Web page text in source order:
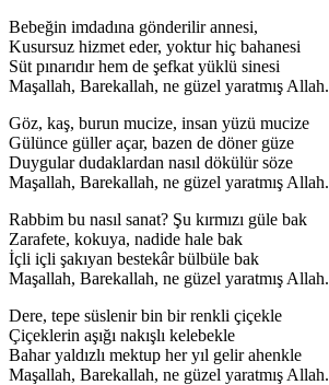
Bebeğin imdadına gönderilir annesi,
Kusursuz hizmet eder, yoktur hiç bahanesi
Süt pınarıdır hem de şefkat yüklü sinesi
Maşallah, Barekallah, ne güzel yaratmış Allah.
Göz, kaş, burun mucize, insan yüzü mucize
Gülünce güller açar, bazen de döner güze
Duygular dudaklardan nasıl dökülür söze
Maşallah, Barekallah, ne güzel yaratmış Allah.
Rabbim bu nasıl sanat? Şu kırmızı güle bak
Zarafete, kokuya, nadide hale bak
İçli içli şakıyan bestekâr bülbüle bak
Maşallah, Barekallah, ne güzel yaratmış Allah.
Dere, tepe süslenir bin bir renkli çiçekle
Çiçeklerin aşığı nakışlı kelebekle
Bahar yaldızlı mektup her yıl gelir ahenkle
Maşallah, Barekallah, ne güzel yaratmış Allah.